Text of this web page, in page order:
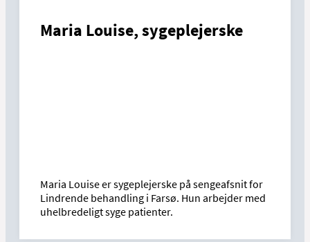
Maria Louise, sygeplejerske
Maria Louise er sygeplejerske på sengeafsnit for
Lindrende behandling i Farsø. Hun arbejder med
uhelbredeligt syge patienter.